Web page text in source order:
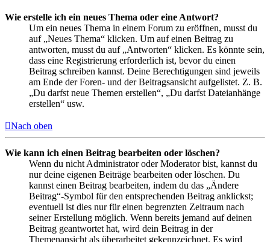
Wie erstelle ich ein neues Thema oder eine Antwort?
Um ein neues Thema in einem Forum zu eröffnen, musst du
auf „Neues Thema“ klicken. Um auf einen Beitrag zu
antworten, musst du auf „Antworten“ klicken. Es könnte sein,
dass eine Registrierung erforderlich ist, bevor du einen
Beitrag schreiben kannst. Deine Berechtigungen sind jeweils
am Ende der Foren- und der Beitragsansicht aufgelistet. Z. B.
„Du darfst neue Themen erstellen“, „Du darfst Dateianhänge
erstellen“ usw.
Nach oben
Wie kann ich einen Beitrag bearbeiten oder löschen?
Wenn du nicht Administrator oder Moderator bist, kannst du
nur deine eigenen Beiträge bearbeiten oder löschen. Du
kannst einen Beitrag bearbeiten, indem du das „Ändere
Beitrag“-Symbol für den entsprechenden Beitrag anklickst;
eventuell ist dies nur für einen begrenzten Zeitraum nach
seiner Erstellung möglich. Wenn bereits jemand auf deinen
Beitrag geantwortet hat, wird dein Beitrag in der
Themenansicht als überarbeitet gekennzeichnet. Es wird